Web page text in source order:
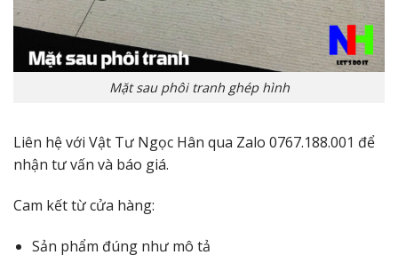
Mặt sau phôi tranh ghép hình
Liên hệ với Vật Tư Ngọc Hân qua Zalo 0767.188.001 để
nhận tư vấn và báo giá.
Cam kết từ cửa hàng:
Sản phẩm đúng như mô tả